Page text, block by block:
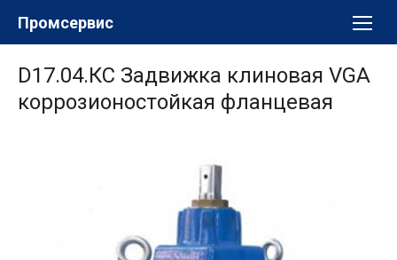
Промсервис
D17.04.КС Задвижка клиновая VGA
коррозионостойкая фланцевая